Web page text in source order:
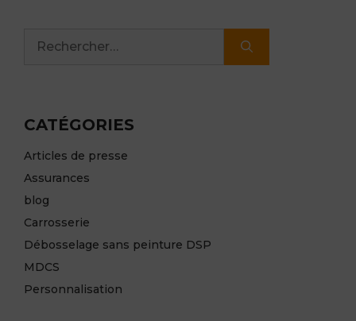
CATÉGORIES
Articles de presse
Assurances
blog
Carrosserie
Débosselage sans peinture DSP
MDCS
Personnalisation